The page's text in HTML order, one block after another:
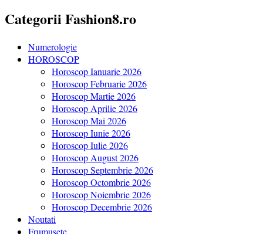
Categorii Fashion8.ro
Numerologie
HOROSCOP
Horoscop Ianuarie 2026
Horoscop Februarie 2026
Horoscop Martie 2026
Horoscop Aprilie 2026
Horoscop Mai 2026
Horoscop Iunie 2026
Horoscop Iulie 2026
Horoscop August 2026
Horoscop Septembrie 2026
Horoscop Octombrie 2026
Horoscop Noiembrie 2026
Horoscop Decembrie 2026
Noutati
Frumusete